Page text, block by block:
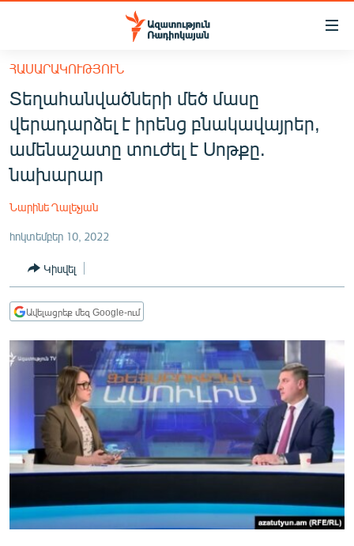
Մատչելիության
հիմնական
բովանդակությանը
Անցնել
հիմնական
մենյուին
Որոնում
ՀԱՅԱՍՏԱՆ
ՔԱՂԱՔԱԿԱՆ
ԸՆՏՐՈՒԹՅՈՒՆՆԵՐ 2026
ՊԱՏԵՐԱԶՄԻ 6 ՇԱԲԱԹՆԵՐԸ
ՏԱՐԱԾԱՇՐՋԱՆ
ՄԻՋԱԶԳԱՅԻՆ
ՄՇԱԿՈՒՅԹ
ՍՊՈՐՏ
ՄԵԿՆԱԲԱՆՈՒԹՅՈՒՆ
ԿՈՐՈՆԱՎԻՐՈՒՍ
ՀԱՍԱՐԱԿՈՒԹՅՈՒՆ
Տեղահանվածների մեծ մասը
վերադարձել է իրենց բնակավայրեր,
ամենաշատը տուժել է Սոթքը.
նախարար
Նարինե Ղալեչյան
հոկտեմբեր 10, 2022
Կիսվել
Ավելացրեք մեզ Google-ում